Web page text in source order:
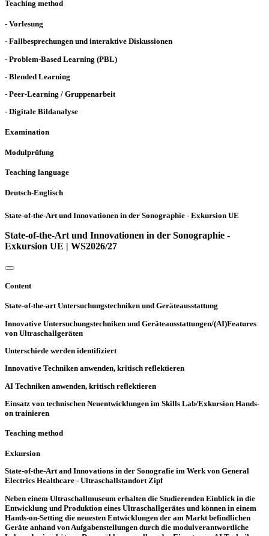
Teaching method
- Vorlesung
- Fallbesprechungen und interaktive Diskussionen
- Problem-Based Learning (PBL)
- Blended Learning
- Peer-Learning / Gruppenarbeit
- Digitale Bildanalyse
Examination
Modulprüfung
Teaching language
Deutsch-Englisch
State-of-the-Art und Innovationen in der Sonographie - Exkursion UE
State-of-the-Art und Innovationen in der Sonographie -
Exkursion UE | WS2026/27
Content
State-of-the-art Untersuchungstechniken und Geräteausstattung
Innovative Untersuchungstechniken und Geräteausstattungen/(AI)Features
von Ultraschallgeräten
Unterschiede werden identifiziert
Innovative Techniken anwenden, kritisch reflektieren
AI Techniken anwenden, kritisch reflektieren
Einsatz von technischen Neuentwicklungen im Skills Lab/Exkursion Hands-
on trainieren
Teaching method
Exkursion
State-of-the-Art and Innovations in der Sonografie im Werk von General
Electrics Healthcare - Ultraschallstandort Zipf
Neben einem Ultraschallmuseum erhalten die Studierenden Einblick in die
Entwicklung und Produktion eines Ultraschallgerätes und können in einem
Hands-on-Setting die neuesten Entwicklungen der am Markt befindlichen
Geräte anhand von Aufgabenstellungen durch die modulverantwortliche